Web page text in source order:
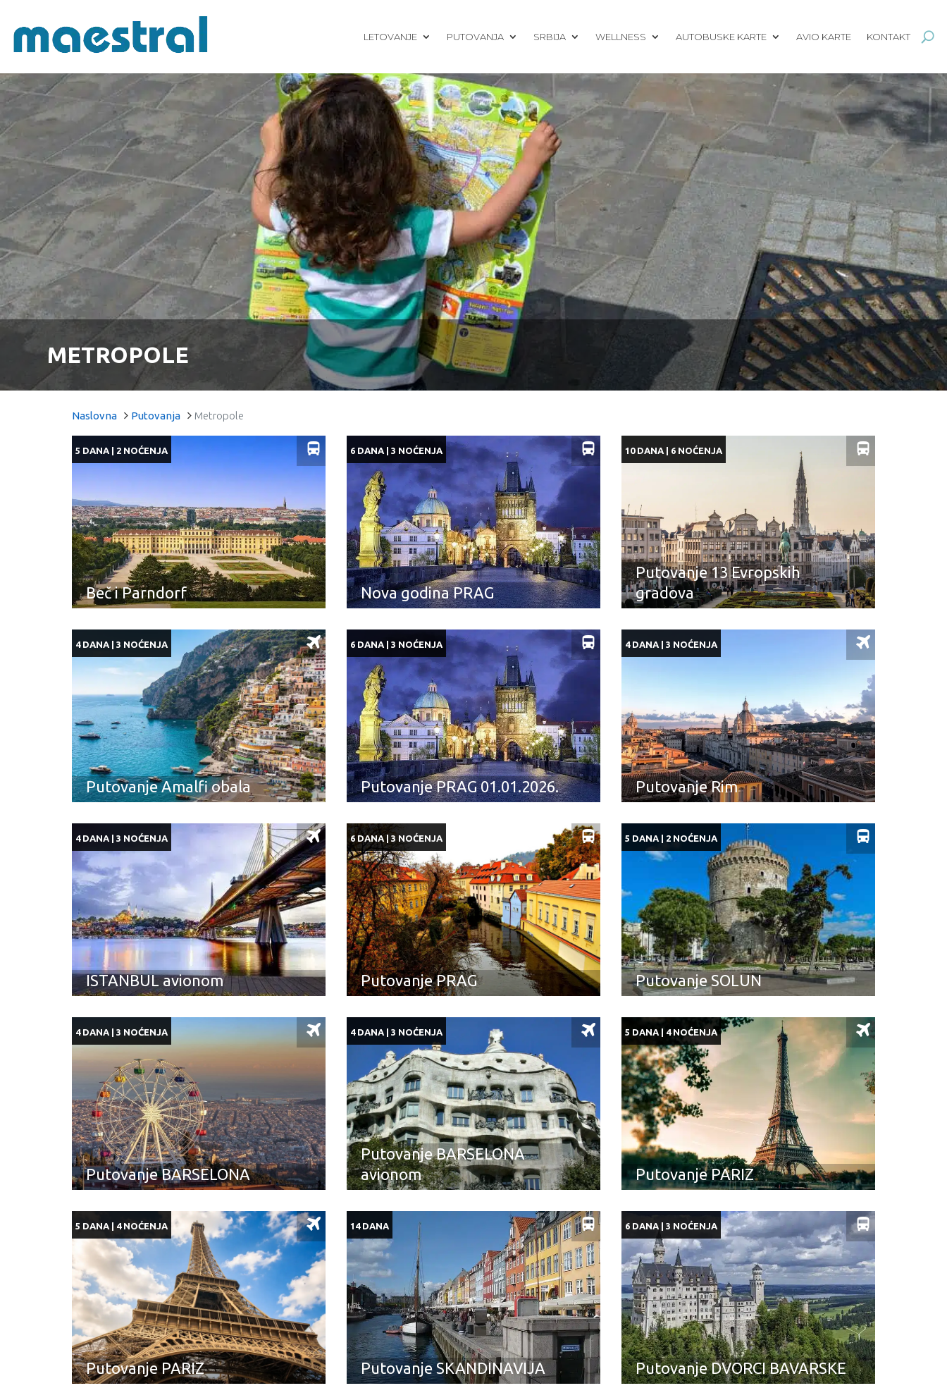
LETOVANJE PUTOVANJA SRBIJA WELLNESS AUTOBUSKE KARTE AVIO KARTE KONTAKT
METROPOLE
Naslovna Putovanja Metropole
Beč i Parndorf
5 DANA | 2 NOĆENJA
Nova godina PRAG
6 DANA | 3 NOĆENJA
Putovanje 13 Evropskih
gradova
10 DANA | 6 NOĆENJA
Putovanje Amalfi obala
4 DANA | 3 NOĆENJA
Putovanje PRAG 01.01.2026.
6 DANA | 3 NOĆENJA
Putovanje Rim
4 DANA | 3 NOĆENJA
ISTANBUL avionom
4 DANA | 3 NOĆENJA
Putovanje PRAG
6 DANA | 3 NOĆENJA
Putovanje SOLUN
5 DANA | 2 NOĆENJA
Putovanje BARSELONA
4 DANA | 3 NOĆENJA
Putovanje BARSELONA
avionom
4 DANA | 3 NOĆENJA
Putovanje PARIZ
5 DANA | 4 NOĆENJA
Putovanje PARIZ
5 DANA | 4 NOĆENJA
Putovanje SKANDINAVIJA
14 DANA
Putovanje DVORCI BAVARSKE
6 DANA | 3 NOĆENJA